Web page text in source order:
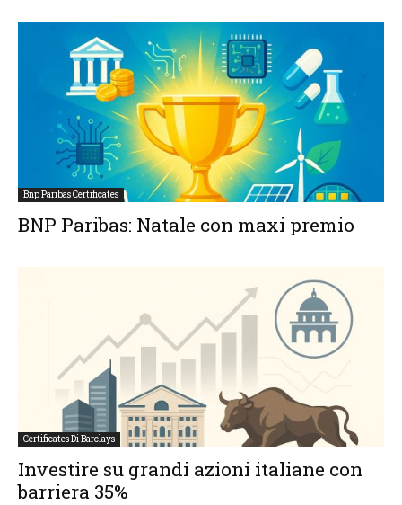
Bnp Paribas Certificates
BNP Paribas: Natale con maxi premio
Certificates Di Barclays
Investire su grandi azioni italiane con
barriera 35%